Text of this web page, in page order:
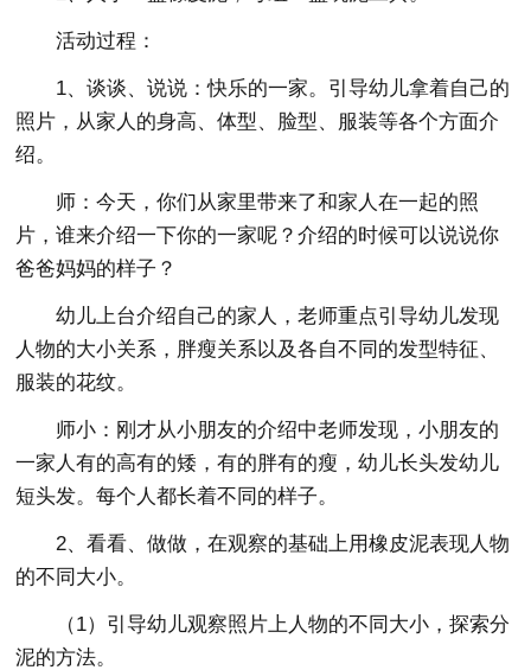
活动过程：
1、谈谈、说说：快乐的一家。引导幼儿拿着自己的
照片，从家人的身高、体型、脸型、服装等各个方面介
绍。
师：今天，你们从家里带来了和家人在一起的照
片，谁来介绍一下你的一家呢？介绍的时候可以说说你
爸爸妈妈的样子？
幼儿上台介绍自己的家人，老师重点引导幼儿发现
人物的大小关系，胖瘦关系以及各自不同的发型特征、
服装的花纹。
师小：刚才从小朋友的介绍中老师发现，小朋友的
一家人有的高有的矮，有的胖有的瘦，幼儿长头发幼儿
短头发。每个人都长着不同的样子。
2、看看、做做，在观察的基础上用橡皮泥表现人物
的不同大小。
（1）引导幼儿观察照片上人物的不同大小，探索分
泥的方法。